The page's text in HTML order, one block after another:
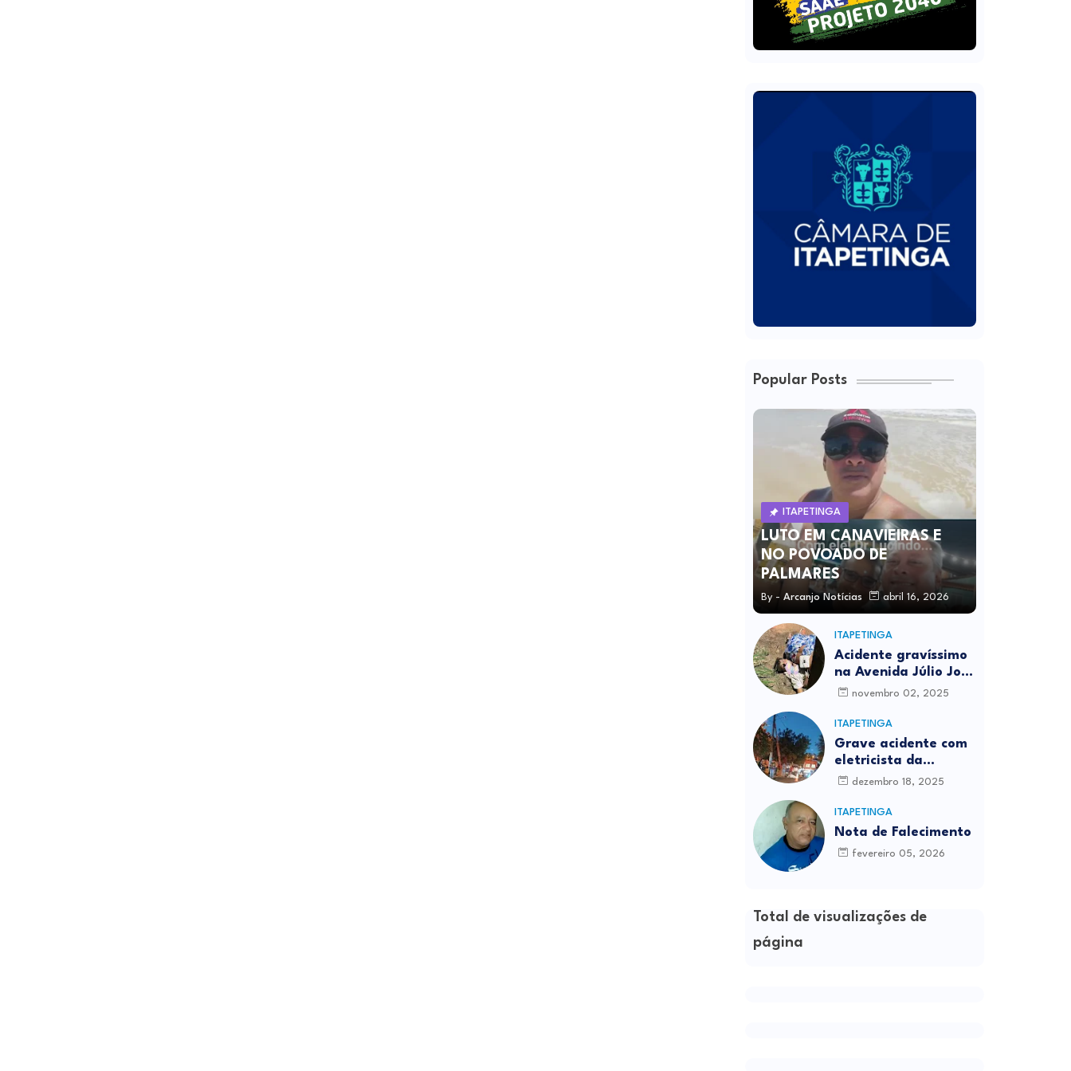
Popular Posts
ITAPETINGA
LUTO EM CANAVIEIRAS E
NO POVOADO DE
PALMARES
By - Arcanjo Notícias abril 16, 2026
ITAPETINGA
Acidente gravíssimo
na Avenida Júlio José
Rodrigues deixa um
novembro 02, 2025
ITAPETINGA
Grave acidente com
eletricista da
Prefeitura é
Itapetinga
dezembro 18, 2025
ITAPETINGA
Nota de Falecimento
fevereiro 05, 2026
Total de visualizações de
página